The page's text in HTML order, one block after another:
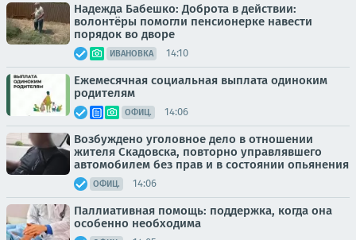
Надежда Бабешко: Доброта в действии:
волонтёры помогли пенсионерке навести
порядок во дворе
ИВАНОВКА 14:10
Ежемесячная социальная выплата одиноким
родителям
ОФИЦ. 14:06
Возбуждено уголовное дело в отношении
жителя Скадовска, повторно управлявшего
автомобилем без прав и в состоянии опьянения
ОФИЦ. 14:06
Паллиативная помощь: поддержка, когда она
особенно необходима